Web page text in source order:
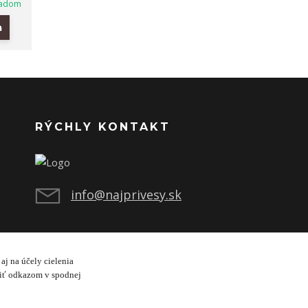
RÝCHLY KONTAKT
info@najprivesy.sk
na účely cielenia
odkazom v spodnej